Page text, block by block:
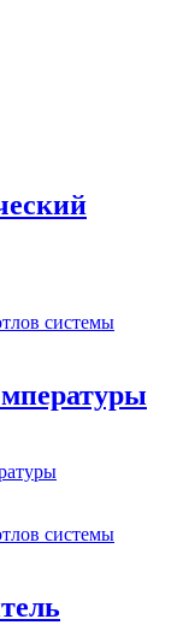
системы
системы